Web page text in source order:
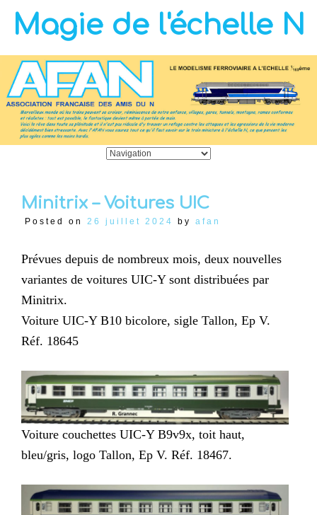
Magie de l'échelle N
Minitrix – Voitures UIC
Posted on 26 juillet 2024 by afan
Prévues depuis de nombreux mois, deux nouvelles
variantes de voitures UIC-Y sont distribuées par
Minitrix.
Voiture UIC-Y B10 bicolore, sigle Tallon, Ep V.
Réf. 18645
Voiture couchettes UIC-Y B9v9x, toit haut,
bleu/gris, logo Tallon, Ep V. Réf. 18467.